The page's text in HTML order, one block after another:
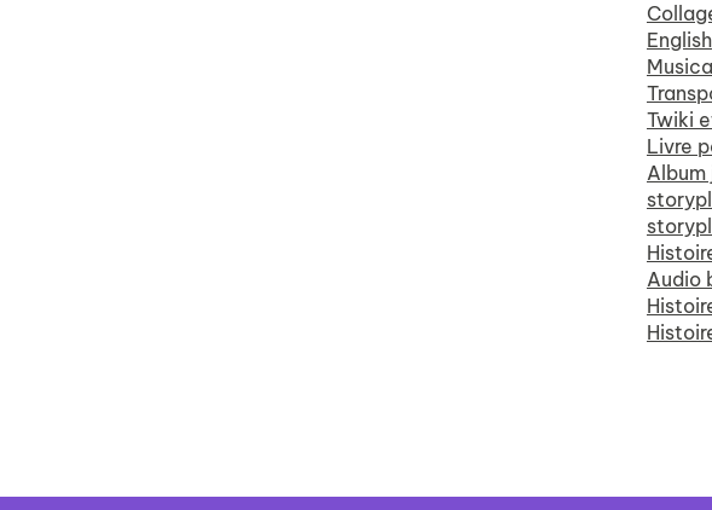
English
Twiki
Livre
Album
Audio